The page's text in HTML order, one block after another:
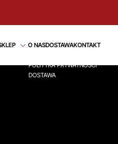
O NASDOSTAWAKONTAKT
REGULAMIN
POLITYKA PRYWATNOŚCI
DOSTAWA